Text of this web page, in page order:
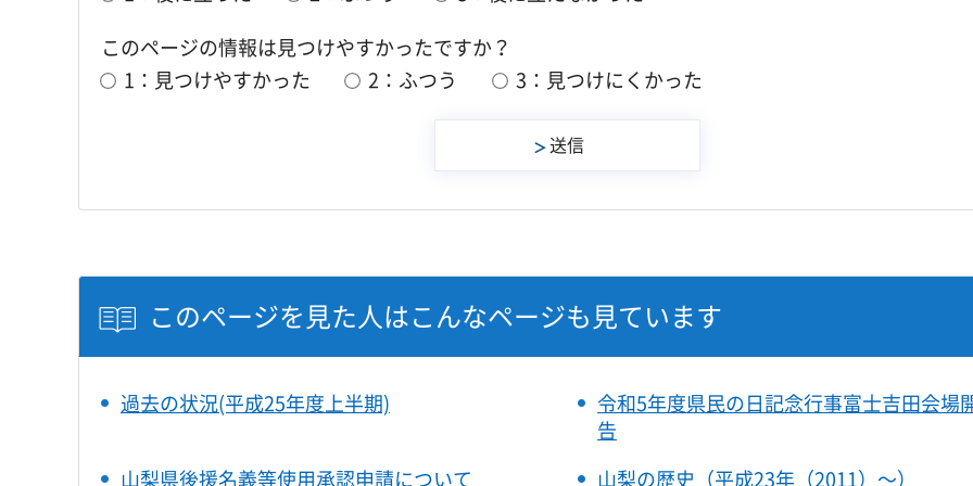
このページの情報は見つけやすかったですか？
1：見つけやすかった
2：ふつう 3：見つけにくかった
このページを見た人はこんなページも見ています
過去の状況(平成25年度上半期)
令和5年度県民の日記念行事富士吉田会場
告
山梨県後援名義等使用承認申請について
山梨の歴史（平成23年（2011）～）